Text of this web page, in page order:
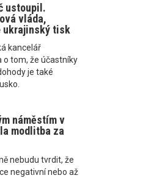
ustoupil.
vláda,
ukrajinský tisk
kancelář
o tom, že účastníky
je také
náměstím v
modlitba za
nebudu tvrdit, že
negativní nebo až